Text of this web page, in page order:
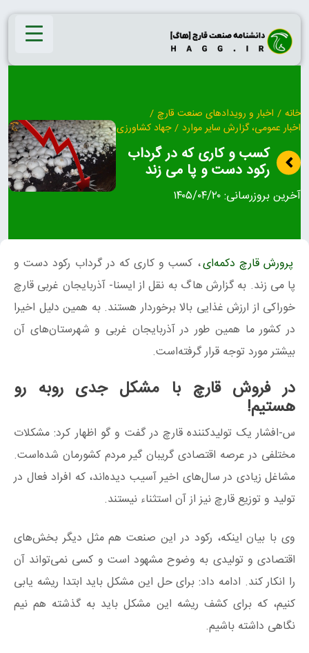
Skip
content
خانه / اخبار و رویدادهای صنعت قارچ /
اخبار عمومی، گزارش سایر موارد / جهاد کشاورزی
کسب و کاری که در گرداب
رکود دست و پا می زند
آخرین بروزرسانی:۱۴۰۵/۰۴/۲۰
پرورش قارچ دکمه‌ای، کسب و کاری که در گرداب رکود دست و
پا می زند. به گزارش هاگ به نقل از ایسنا- آذربایجان غربی قارچ‌
خوراکی از ارزش غذایی بالا برخوردار هستند. به همین دلیل اخیرا
در کشور ما همین طور در آذربایجان غربی و شهرستان‌های آن
بیشتر مورد توجه قرار گرفته‌است.
در فروش قارچ با مشکل جدی روبه رو
هستیم!
س-افشار یک تولیدکننده قارچ در گفت و گو اظهار کرد: مشکلات
مختلفی در عرصه اقتصادی گریبان گیر مردم کشورمان شده‌است.
مشاغل زیادی در سال‌های اخیر آسیب دیده‌اند، که افراد فعال در
تولید و توزیع قارچ نیز از آن استثناء نیستند.
وی با بیان اینکه، رکود در این صنعت هم مثل دیگر بخش‌های
اقتصادی و تولیدی به وضوح مشهود است و کسی نمی‌تواند آن
را انکار کند. ادامه داد: برای حل این مشکل باید ابتدا ریشه یابی
کنیم، که برای کشف ریشه این مشکل باید به گذشته هم نیم
نگاهی داشته باشیم.